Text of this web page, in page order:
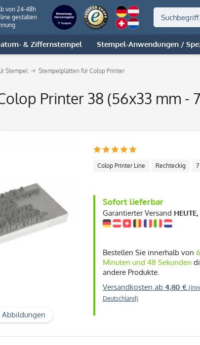
von 24-48h
gestalten
& Ziffernstempel Stempel-Anwendungen /
Stempel Stempelplatten für Colop Printer
Printer 38 (56x33 mm -
Abbildungen
Colop Printer Line Rechteckig
Sofort lieferbar
Garantierter Versand
Bestellen Sie innerhalb von
Minuten und 47 Sekunden
andere Produkte.
Versandkosten ab 4,80 €
Deutschland)